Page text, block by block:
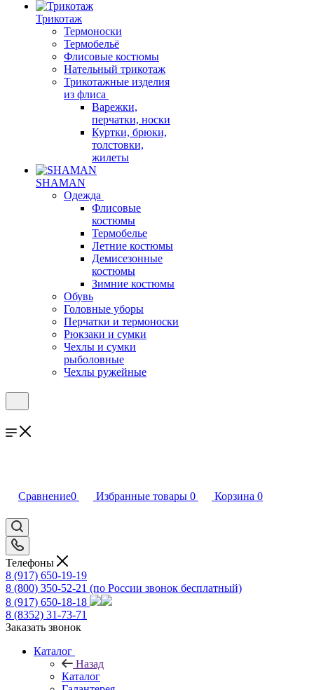
Трикотаж
Термоноски
Термобельё
Флисовые костюмы
Нательный трикотаж
Трикотажные изделия
из флиса
Варежки,
перчатки, носки
Куртки, брюки,
толстовки,
жилеты
SHAMAN
Одежда
Флисовые
костюмы
Термобелье
Летние костюмы
Демисезонные
костюмы
Зимние костюмы
Обувь
Головные уборы
Перчатки и термоноски
Рюкзаки и сумки
Чехлы и сумки
рыболовные
Чехлы ружейные
Сравнение0 Избранные товары 0 Корзина 0
Телефоны
8 (917) 650-19-19
8 (800) 350-52-21 (по России звонок бесплатный)
8 (917) 650-18-18
8 (8352) 31-73-71
Заказать звонок
Каталог
Назад
Каталог